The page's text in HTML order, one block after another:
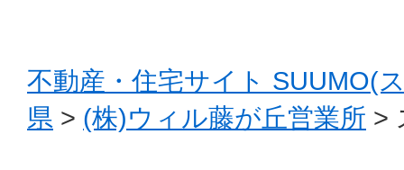
不動産・住宅サイト SUUMO(
県 > (株)ウィル藤が丘営業所 >